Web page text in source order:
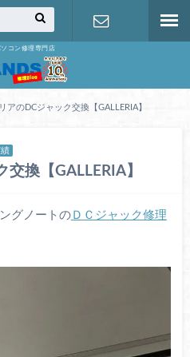
コン修理専門店
アのDCジャック交換【GALLERIA】
換【GALLERIA】
グノートのＤＣジャック修理